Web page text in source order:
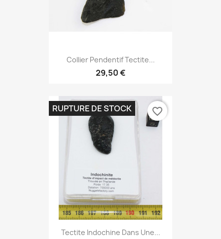
Collier Pendentif Tectite...
29,50 €
Tectite Indochine Dans Une...
RUPTURE DE STOCK favorite_border